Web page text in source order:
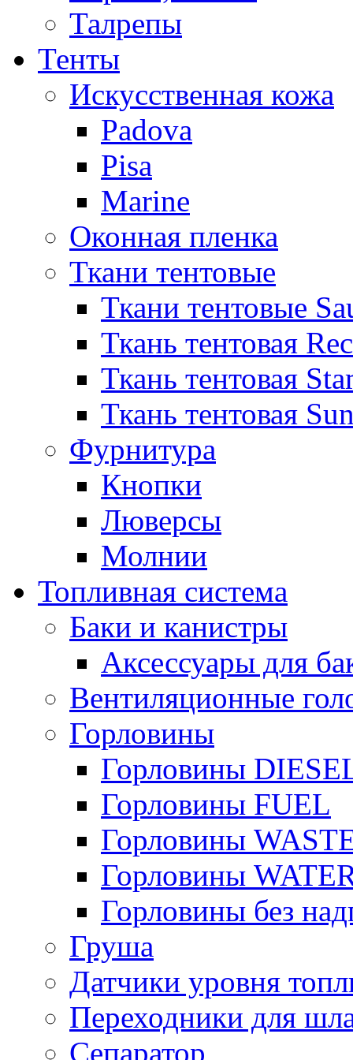
Талрепы
Тенты
Искусственная кожа
Padova
Pisa
Marine
Оконная пленка
Ткани тентовые
Ткани тентовые
Ткань тентовая
Ткань тентовая
Ткань тентовая
Фурнитура
Кнопки
Люверсы
Молнии
Топливная система
Баки и канистры
Аксессуары для
Вентиляционные
Горловины
Горловины
Горловины FUEL
Горловины
Горловины
Горловины без
Груша
Датчики уровня
Переходники для
Сепаратор